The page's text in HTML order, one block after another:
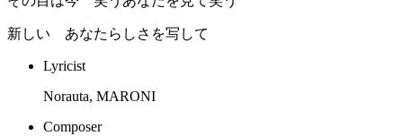
新しい あなたらしさを写して
Lyricist
Norauta, MARONI
Composer